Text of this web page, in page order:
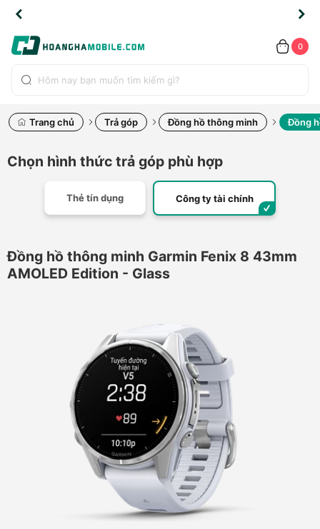
0
Trang chủ Trả góp Đồng hồ thông minh Đồng
Chọn hình thức trả góp phù hợp
Thẻ tín dụng Công ty tài chính
Đồng hồ thông minh Garmin Fenix 8 43mm
AMOLED Edition - Glass